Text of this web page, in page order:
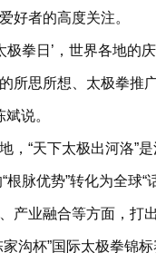
好者的高度关注。
极拳日’，世界各地
所思所想、太极拳推
说。
，“天下太极出河洛”
脉优势”转化为全球“
产业融合等方面，打
沟杯”国际太极拳锦